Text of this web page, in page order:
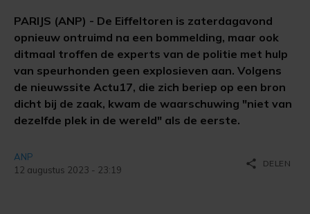
PARIJS (ANP) - De Eiffeltoren is zaterdagavond
opnieuw ontruimd na een bommelding, maar ook
ditmaal troffen de experts van de politie met hulp
van speurhonden geen explosieven aan. Volgens
de nieuwssite Actu17, die zich beriep op een bron
dicht bij de zaak, kwam de waarschuwing "niet van
dezelfde plek in de wereld" als de eerste.
ANP
12 augustus 2023 - 23:19
share DELEN